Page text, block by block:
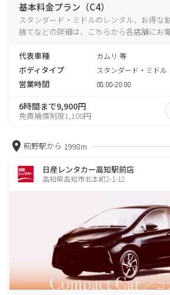
基本料金プラン（C4）
スタンダード・ミドルのレンタル、お得な
捨てなどの詳細は、こちらから各店舗にお
代表車種 カムリ 等
ボディタイプ スタンダード・ミドル
営業時間 08:00-20:00
6時間まで9,900円
免責補償制度1,100円
薊野駅から 1998m
日産レンタカー高知駅前店
高知県高知市北本町2-1-12